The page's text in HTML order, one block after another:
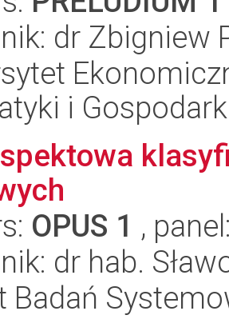
dr Zbigniew
i
OPUS 1 ,
dr hab.
Badań